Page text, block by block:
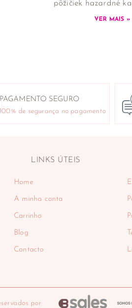
pôžičiek hazardné
VER MAIS »
PAGAMENTO SEGURO
100% de segurança no pagamento
LINKS ÚTEIS
Home
A minha conta
Carrinho
Blog
Contacto
por